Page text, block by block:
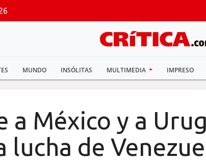
MUNDO INSÓLITAS MULTIMEDIA IMPRESO
a México y a
lucha de